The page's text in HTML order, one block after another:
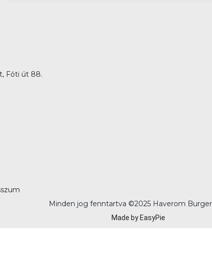
Fóti út 88.
Minden jog fenntartva ©2025 Haverom
Made by EasyPie